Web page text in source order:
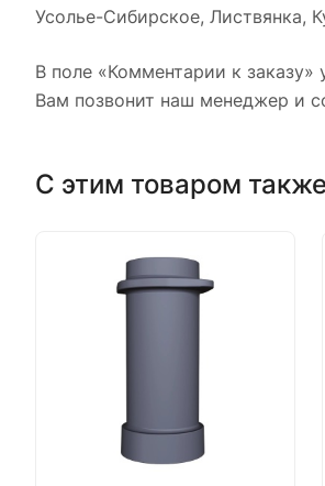
Усолье-Сибирское, Листвянка,
В поле «Комментарии к
Вам позвонит наш менеджер и
С этим товаром